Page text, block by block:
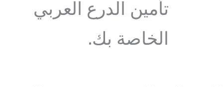
تأمين الدرع العربي
الخاصة بك.